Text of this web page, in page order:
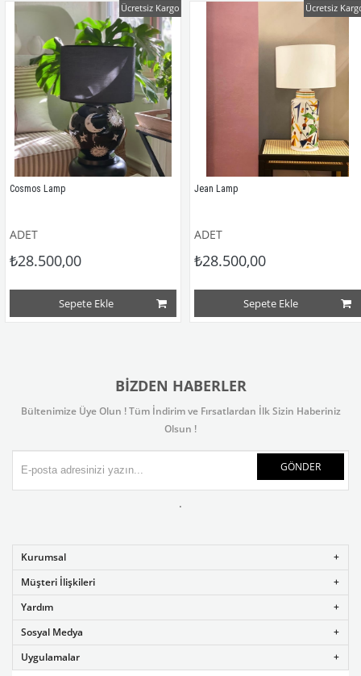
Cosmos Lamp
ADET
₺28.500,00
Sepete Ekle
Ücretsiz Kargo
Jean Lamp
ADET
₺28.500,00
Sepete Ekle
Ücretsiz Kargo
BIZDEN HABERLER
Bültenimize Üye Olun ! Tüm İndirim ve Fırsatlardan İlk Sizin Haberiniz
Olsun !
GÖNDER
.
Kurumsal
Müşteri İlişkileri
Yardım
Sosyal Medya
Uygulamalar